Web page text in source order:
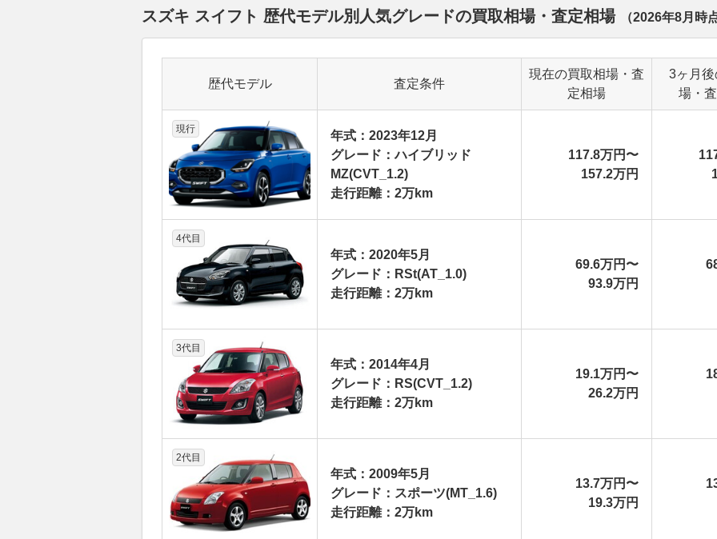
スズキ スイフト 歴代モデル別人気グレードの買取相場・査定相場 （2026年8月 時
歴代モデル 査定条件
現在の買取相場・査
定相場
3ヶ月
場・
現行
年式：2023年12月
グレード：ハイブリッド
MZ(CVT_1.2)
走行距離：2万km
117.8万円〜
157.2万円
4代目
年式：2020年5月
グレード：RSt(AT_1.0)
走行距離：2万km
69.6万円〜
93.9万円
3代目
年式：2014年4月
グレード：RS(CVT_1.2)
走行距離：2万km
19.1万円〜
26.2万円
2代目
年式：2009年5月
グレード：スポーツ(MT_1.6)
走行距離：2万km
13.7万円〜
19.3万円